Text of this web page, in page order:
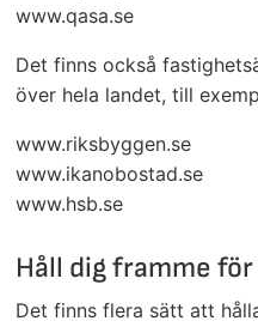
www.qasa.se
Det finns också
över hela landet, till
www.riksbyggen.se
www.ikanobostad.se
www.hsb.se
Håll dig framme
Det finns flera sätt att